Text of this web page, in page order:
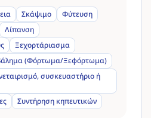
Σκάψιμο
Φύτευση
Λίπανση
Ξεχορτάριασμα
(Φόρτωμα/Ξεφόρτωμα)
συσκευαστήριο ή
Συντήρηση κηπευτικών